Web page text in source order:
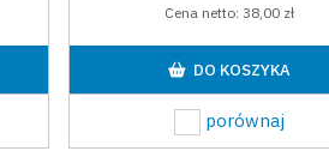
Cena netto:38,00 zł
DO KOSZYKA
porównaj